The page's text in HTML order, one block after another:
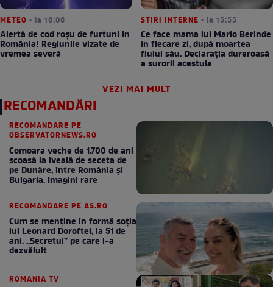
METEO • la 16:06
Alertă de cod roșu de furtuni în
România! Regiunile vizate de
vremea severă
STIRI INTERNE • la 15:55
Ce face mama lui Mario Berinde
în fiecare zi, după moartea
fiului său. Declarația dureroasă
a surorii acestuia
VEZI MAI MULT
RECOMANDĂRI
RECOMANDARE PE
OBSERVATORNEWS.RO
Comoara veche de 1.700 de ani
scoasă la iveală de seceta de
pe Dunăre, între România şi
Bulgaria. Imagini rare
RECOMANDARE PE AS.RO
Cum se menţine în formă soţia
lui Leonard Doroftei, la 51 de
ani. „Secretul” pe care l-a
dezvăluit
ROMANIA TV